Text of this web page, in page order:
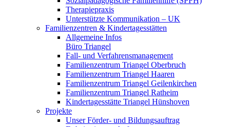
Therapiepraxis
Unterstützte Kommunikation – UK
Familienzentren & Kindertagesstätten
Allgemeine Infos
Büro Triangel
Fall- und Verfahrensmanagement
Familienzentrum Triangel Oberbruch
Familienzentrum Triangel Haaren
Familienzentrum Triangel Geilenkirchen
Familienzentrum Triangel Ratheim
Kindertagesstätte Triangel Hünshoven
Projekte
Unser Förder- und Bildungsauftrag